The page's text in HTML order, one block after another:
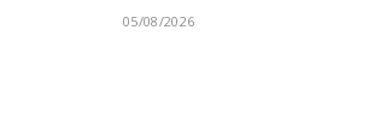
05/08/2026